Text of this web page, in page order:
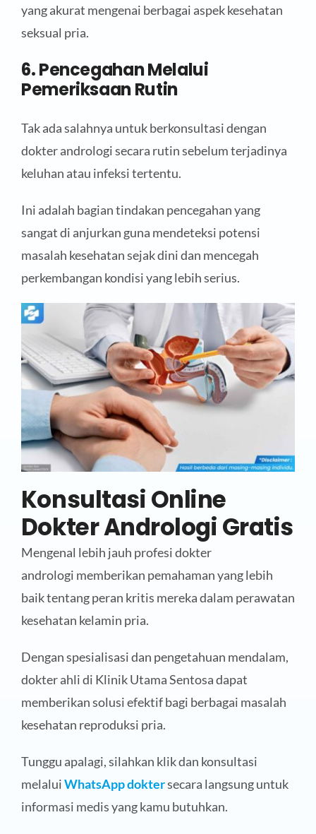
yang akurat mengenai berbagai aspek kesehatan
seksual pria.
6. Pencegahan Melalui
Pemeriksaan Rutin
Tak ada salahnya untuk berkonsultasi dengan
dokter andrologi secara rutin sebelum terjadinya
keluhan atau infeksi tertentu.
Ini adalah bagian tindakan pencegahan yang
sangat di anjurkan guna mendeteksi potensi
masalah kesehatan sejak dini dan mencegah
perkembangan kondisi yang lebih serius.
Konsultasi Online
Dokter Andrologi Gratis
Mengenal lebih jauh profesi dokter
andrologi memberikan pemahaman yang lebih
baik tentang peran kritis mereka dalam perawatan
kesehatan kelamin pria.
Dengan spesialisasi dan pengetahuan mendalam,
dokter ahli di Klinik Utama Sentosa dapat
memberikan solusi efektif bagi berbagai masalah
kesehatan reproduksi pria.
Tunggu apalagi, silahkan klik dan konsultasi
melaluiWhatsApp doktersecara langsung untuk
informasi medis yang kamu butuhkan.